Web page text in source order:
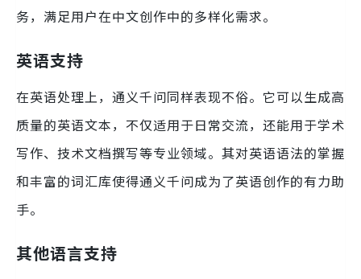
务，满足用户在中文创作中的多样化需求。
英语支持
在英语处理上，通义千问同样表现不俗。它可以生成高
质量的英语文本，不仅适用于日常交流，还能用于学术
写作、技术文档撰写等专业领域。其对英语语法的掌握
和丰富的词汇库使得通义千问成为了英语创作的有力助
手。
其他语言支持